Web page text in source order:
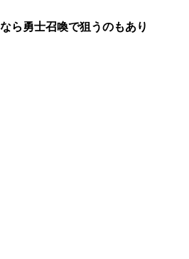
ら勇士召喚で狙うのもあり